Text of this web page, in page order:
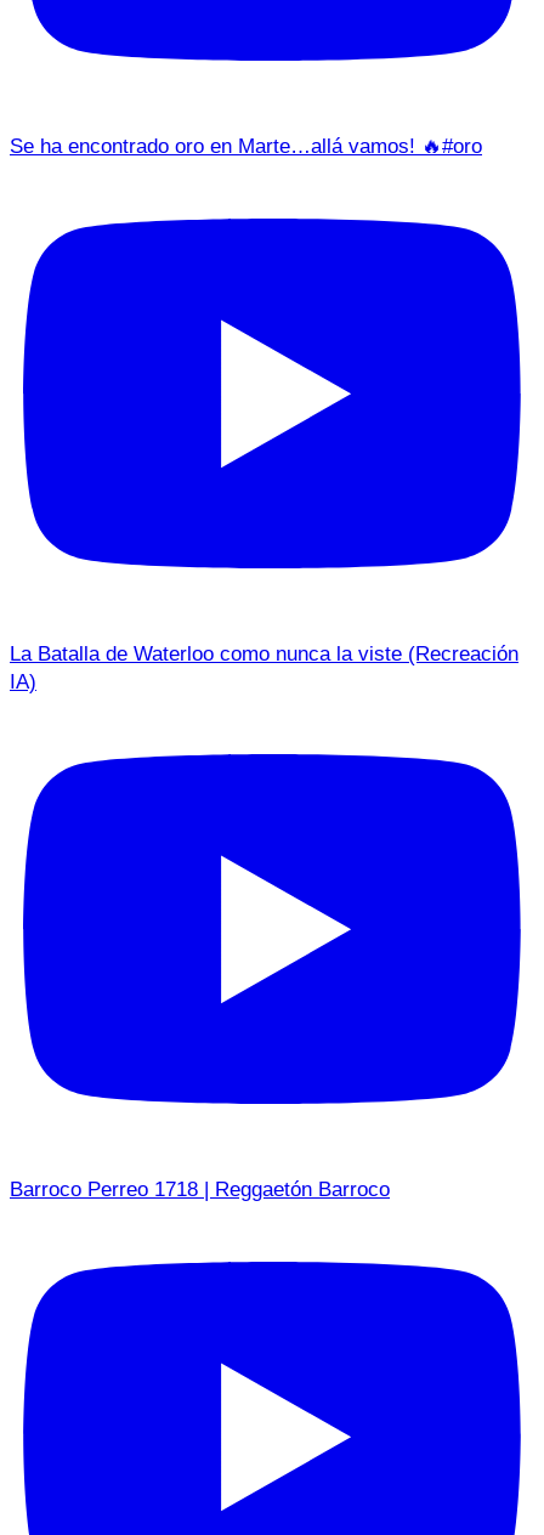
Se ha encontrado oro en Marte…allá vamos! 🔥#oro
La Batalla de Waterloo como nunca la viste (Recreación
IA)
Barroco Perreo 1718 | Reggaetón Barroco